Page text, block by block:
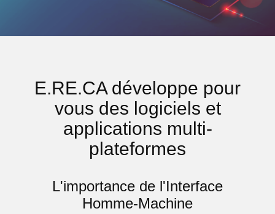
E.RE.CA développe pour
vous des logiciels et
applications multi-
plateformes
L'importance de l'Interface
Homme-Machine